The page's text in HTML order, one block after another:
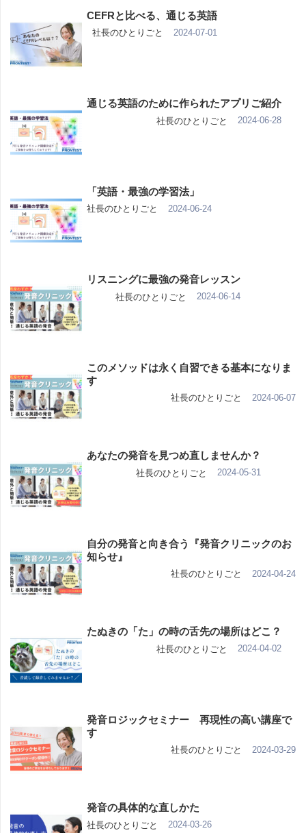
CEFRと比べる、通じる英語
社長のひとりごと 2024-07-01
通じる英語のために作られたアプリご紹介
社長のひとりごと 2024-06-28
「英語・最強の学習法」
社長のひとりごと 2024-06-24
リスニングに最強の発音レッスン
社長のひとりごと 2024-06-14
このメソッドは永く自習できる基本になりま
す
社長のひとりごと 2024-06-07
あなたの発音を見つめ直しませんか？
社長のひとりごと 2024-05-31
自分の発音と向き合う『発音クリニックのお
知らせ』
社長のひとりごと 2024-04-24
たぬきの「た」の時の舌先の場所はどこ？
社長のひとりごと 2024-04-02
発音ロジックセミナー 再現性の高い講座で
す
社長のひとりごと 2024-03-29
発音の具体的な直しかた
社長のひとりごと 2024-03-26